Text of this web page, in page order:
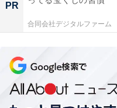
PR
合同会社デジタルファーム